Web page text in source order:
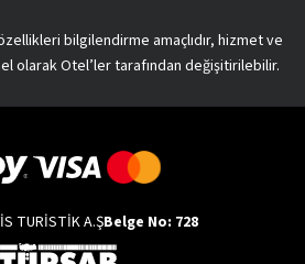
bilgilendirme amaçlıdır, hizmet ve
olarak Otel’ler tarafından değişitirilebilir.
TURİSTİK A.ŞBelge No: 728